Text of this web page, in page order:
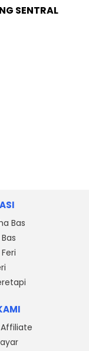
SENTRAL
Bas